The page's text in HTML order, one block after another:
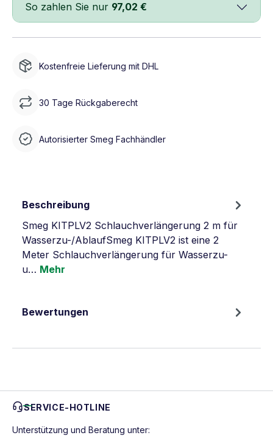
So zahlen Sie nur 97,02 €
Kostenfreie Lieferung mit DHL
30 Tage Rückgaberecht
Autorisierter Smeg Fachhändler
Beschreibung
Smeg KITPLV2 Schlauchverlängerung 2 m für
Wasserzu-/AblaufSmeg KITPLV2 ist eine 2
Meter Schlauchverlängerung für Wasserzu-
u… Mehr
Bewertungen
SERVICE-HOTLINE
Unterstützung und Beratung unter: